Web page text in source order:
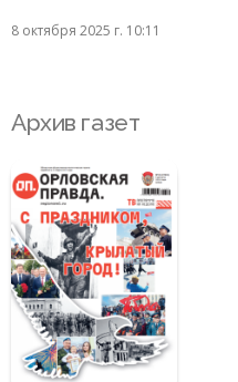
8 октября 2025 г. 10:11
Архив газет